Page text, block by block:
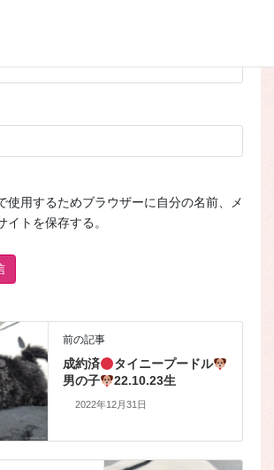
使用するためブラウザーに自分の名前、メ
イトを保存する。
前の記事
成約済
タイニープードル
男の子
22.10.23生
2022年12月31日